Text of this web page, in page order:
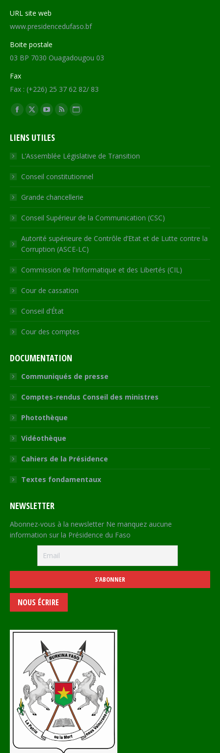
URL site web
www.presidencedufaso.bf
Boite postale
03 BP 7030 Ouagadougou 03
Fax
Fax : (+226) 25 37 62 82/ 83
Trouvez nous sur :
Facebook
opens
in
new
window
X
opens
in
new
window
YouTube
opens
in
new
window
RSS
in
new
window
Site
opens
in
new
LIENS UTILES
L’Assemblée Législative de Transition
Conseil constitutionnel
Grande chancellerie
Conseil Supérieur de la Communication (CSC)
Autorité supérieure de Contrôle d’Etat et de Lutte contre la
Corruption (ASCE-LC)
Commission de l’Informatique et des Libertés (CIL)
Cour de cassation
Conseil d’État
Cour des comptes
DOCUMENTATION
Communiqués de presse
Comptes-rendus Conseil des ministres
Photothèque
Vidéothèque
Cahiers de la Présidence
Textes fondamentaux
NEWSLETTER
Abonnez-vous à la newsletter Ne manquez aucune
information sur la Présidence du Faso
NOUS ÉCRIRE